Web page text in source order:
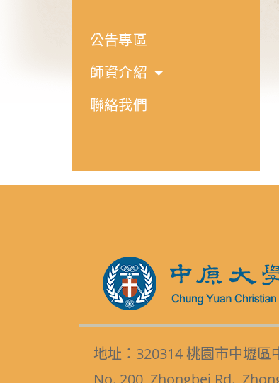
公告專區
師資介紹
聯絡我們
地址：320314 桃園市中壢
No. 200, Zhongbei Rd.,